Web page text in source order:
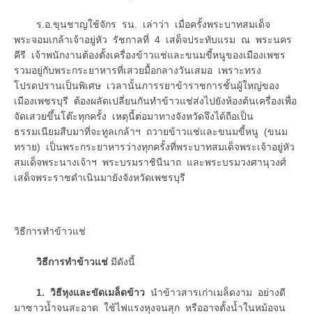
ร.อ.ขุนชาญใช้จักร รน. เล่าว่า เมื่อครั้งพระบาทสมเด็จ
พระจอมเกล้าเจ้าอยู่หัว รัชกาลที่ 4 เสด็จประทับแรม ณ พระนคร
คีรี เจ้าพนักงานต้องตั้งเครื่องข้าวแช่และขนมขี้หนูของเมืองเพชร
รวมอยู่กับพระกระยาหารที่เสวยมื้อกลางวันเสมอ เพราะทรง
โปรดปรานเป็นพิเศษ เวลานั้นภารรยาข้าราชการชั้นผู้ใหญ่ของ
เมืองเพชรบุรี ต้องผลัดเปลี่ยนกันทำข้าวแช่ส่งไปยังห้องต้นเครื่องเพื่อ
จัดเสวยขึ้นโต๊ะทุกครั้ง เหตุนี้ต่อมาทางจังหวัดจึงได้ถือเป็น
ธรรมเนียมสืบมาที่จะทูลเกล้าฯ ถวายข้าวแช่และขนมขี้หนู (ขนม
ทราย) เป็นพระกระยาหารว่างทุกครั้งที่พระบาทสมเด็จพระเจ้าอยู่หัว
สมเด็จพระนางเจ้าฯ พระบรมราชินีนาถ และพระบรมวงศานุวงศ์
เสด็จพระราชดำเนินมายังจังหวัดเพชรบุรี
วิธีการทำข้าวแช่
วิธีการทำข้าวแช่ มีดังนี้
1. วิธีหุงและขัดเมล็ดข้าว นำข้าวสารเก่าเมล็ดงาม อย่างดี
มาซาวน้ำจนสะอาด ใช้ไฟแรงหุงจนสุก หรืออาจตั้งน้ำในหม้อจน